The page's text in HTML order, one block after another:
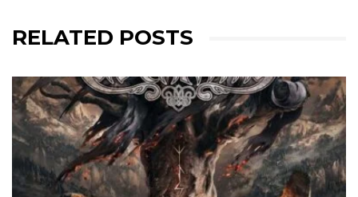
RELATED POSTS